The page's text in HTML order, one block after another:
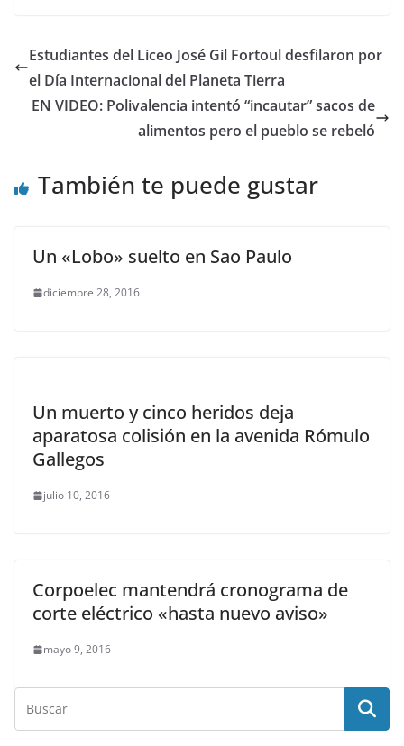
Estudiantes del Liceo José Gil Fortoul desfilaron por
el Día Internacional del Planeta Tierra
EN VIDEO: Polivalencia intentó “incautar” sacos de
alimentos pero el pueblo se rebeló
También te puede gustar
Un «Lobo» suelto en Sao Paulo
diciembre 28, 2016
Un muerto y cinco heridos deja
aparatosa colisión en la avenida Rómulo
Gallegos
julio 10, 2016
Corpoelec mantendrá cronograma de
corte eléctrico «hasta nuevo aviso»
mayo 9, 2016